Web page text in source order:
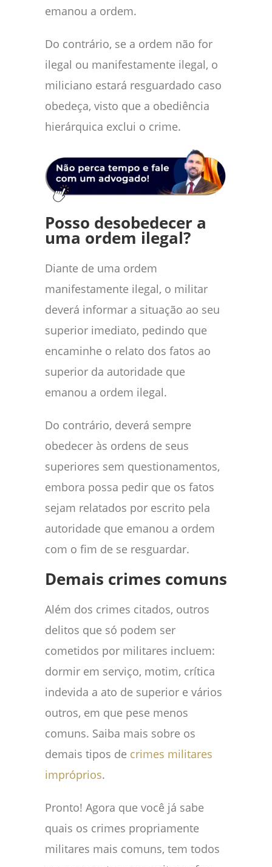
emanou a ordem.
Do contrário, se a ordem não for
ilegal ou manifestamente ilegal, o
miliciano estará resguardado caso
obedeça, visto que a obediência
hierárquica exclui o crime.
Posso desobedecer a
uma ordem ilegal?
Diante de uma ordem
manifestamente ilegal, o militar
deverá informar a situação ao seu
superior imediato, pedindo que
encaminhe o relato dos fatos ao
superior da autoridade que
emanou a ordem ilegal.
Do contrário, deverá sempre
obedecer às ordens de seus
superiores sem questionamentos,
embora possa pedir que os fatos
sejam relatados por escrito pela
autoridade que emanou a ordem
com o fim de se resguardar.
Demais crimes comuns
Além dos crimes citados, outros
delitos que só podem ser
cometidos por militares incluem:
dormir em serviço, motim, crítica
indevida a ato de superior e vários
outros, em que pese menos
comuns. Saiba mais sobre os
demais tipos de crimes militares
impróprios.
Pronto! Agora que você já sabe
quais os crimes propriamente
militares mais comuns, tem todos